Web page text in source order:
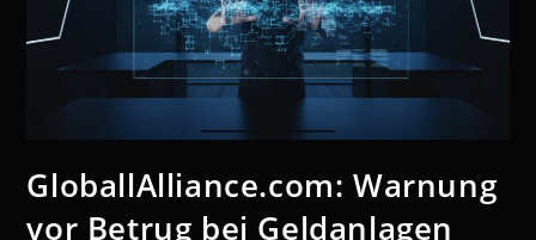
GloballAlliance.com: Warnung
vor Betrug bei Geldanlagen